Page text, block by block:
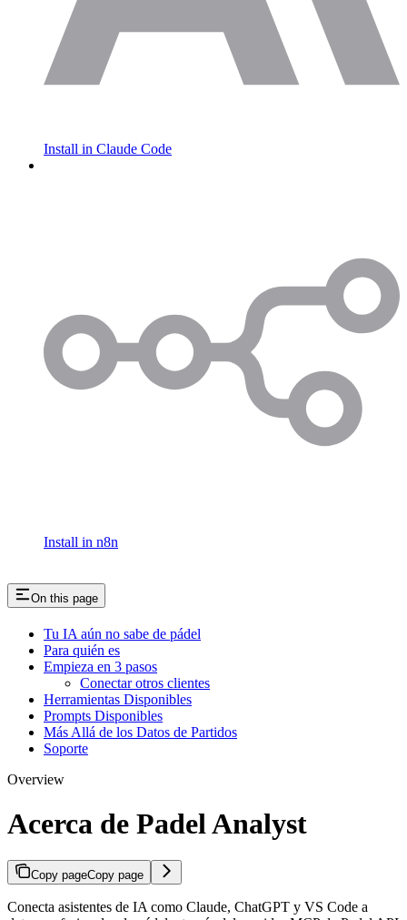
Install in Claude Code
Install in n8n
On this page
Tu IA aún no sabe de pádel
Para quién es
Empieza en 3 pasos
Conectar otros clientes
Herramientas Disponibles
Prompts Disponibles
Más Allá de los Datos de Partidos
Soporte
Overview
Acerca de Padel Analyst
Copy pageCopy page
Conecta asistentes de IA como Claude, ChatGPT y VS Code a